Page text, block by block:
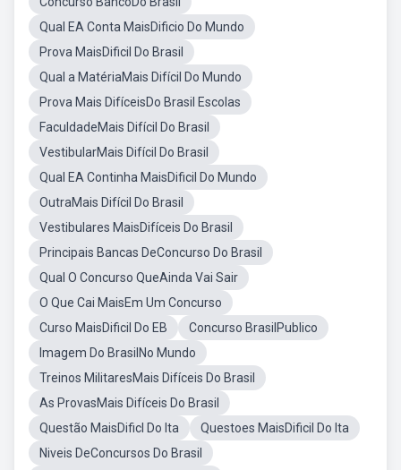
Qual EA Conta MaisDificio Do Mundo
Prova MaisDificil Do Brasil
Qual a MatériaMais Difícil Do Mundo
Prova Mais DifíceisDo Brasil Escolas
FaculdadeMais Difícil Do Brasil
VestibularMais Difícil Do Brasil
Qual EA Continha MaisDificil Do Mundo
OutraMais Difícil Do Brasil
Vestibulares MaisDifíceis Do Brasil
Principais Bancas DeConcurso Do Brasil
Qual O Concurso QueAinda Vai Sair
O Que Cai MaisEm Um Concurso
Curso MaisDificil Do EB
Concurso BrasilPublico
Imagem Do BrasilNo Mundo
Treinos MilitaresMais Difíceis Do Brasil
As ProvasMais Difíceis Do Brasil
Questão MaisDificl Do Ita
Questoes MaisDificil Do Ita
Niveis DeConcursos Do Brasil